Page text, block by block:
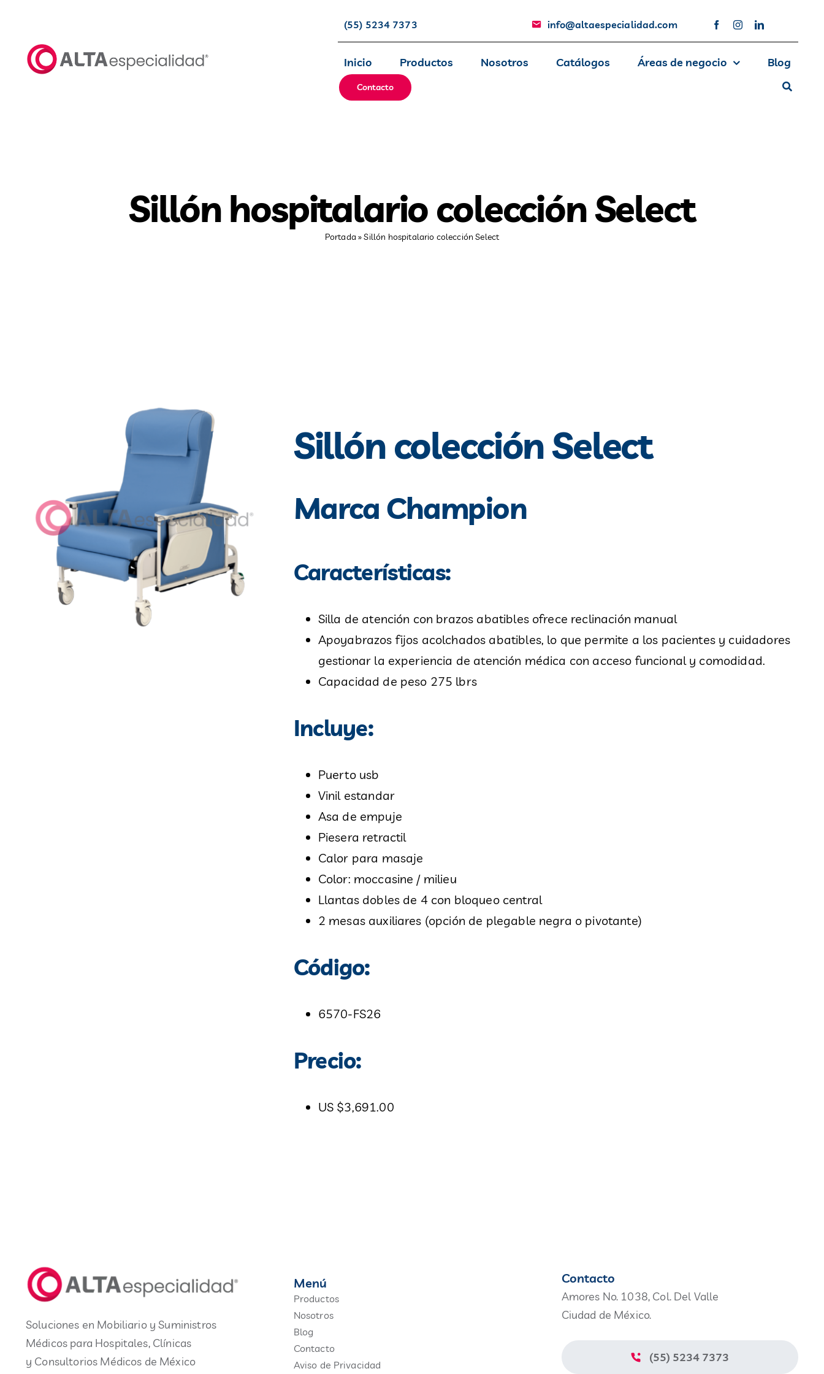
contenido
(55) 5234 7373 info@altaespecialidad.com
Inicio Productos Nosotros Catálogos Áreas de negocio Blog
Contacto
Sillón hospitalario colección Select
Portada »Sillón hospitalario colección Select
Sillón colección Select
Marca Champion
Características:
Silla de atención con brazos abatibles ofrece reclinación manual
Apoyabrazos fijos acolchados abatibles, lo que permite a los pacientes y cuidadores
gestionar la experiencia de atención médica con acceso funcional y comodidad.
Capacidad de peso 275 lbrs
Incluye:
Puerto usb
Vinil estandar
Asa de empuje
Piesera retractil
Calor para masaje
Color: moccasine / milieu
Llantas dobles de 4 con bloqueo central
2 mesas auxiliares (opción de plegable negra o pivotante)
Código:
6570-FS26
Precio:
US $3,691.00
Soluciones en Mobiliario y Suministros
Médicos para Hospitales, Clínicas
y Consultorios Médicos de México
Menú
Productos
Nosotros
Blog
Contacto
Aviso de Privacidad
Contacto
Amores No. 1038, Col. Del Valle
Ciudad de México.
(55) 5234 7373